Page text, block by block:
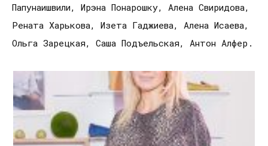
Папунаишвили, Ирэна Понарошку, Алена Свиридова,
Рената Харькова, Изета Гаджиева, Алена Исаева,
Ольга Зарецкая, Саша Подъельская, Антон Алфер.